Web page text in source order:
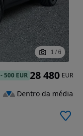
1 / 6
-500 EUR 28 480 EUR
Dentro da média